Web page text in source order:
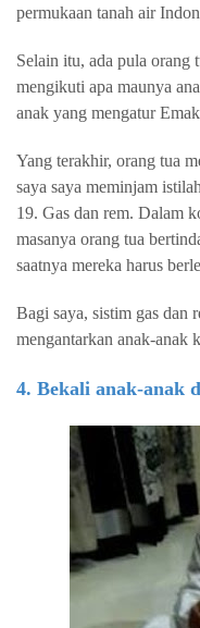
permukaan tanah air
Selain itu, ada pula orang
mengikuti apa maunya
anak yang mengatur
Yang terakhir, orang tua
saya saya meminjam
19. Gas dan rem. Dalam
masanya orang tua
saatnya mereka harus
Bagi saya, sistim gas dan
mengantarkan anak-anak
4. Bekali anak-anak